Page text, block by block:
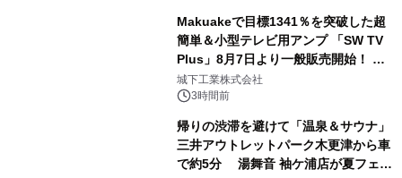
Makuakeで目標1341％を突破した超
簡単＆小型テレビ用アンプ 「SW TV
Plus」8月7日より一般販売開始！ ケ
ーブル1本つなぐだけ、テレビの音が
ぐっと豊かに
城下工業株式会社
3時間前
帰りの渋滞を避けて「温泉＆サウナ」
三井アウトレットパーク木更津から車
で約5分 湯舞音 袖ケ浦店が夏フェア